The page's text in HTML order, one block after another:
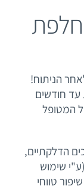
הניתוח!
עד חודשים
המטופל
הדלקתיים,
שימוש
פעם), שיפור טווחי